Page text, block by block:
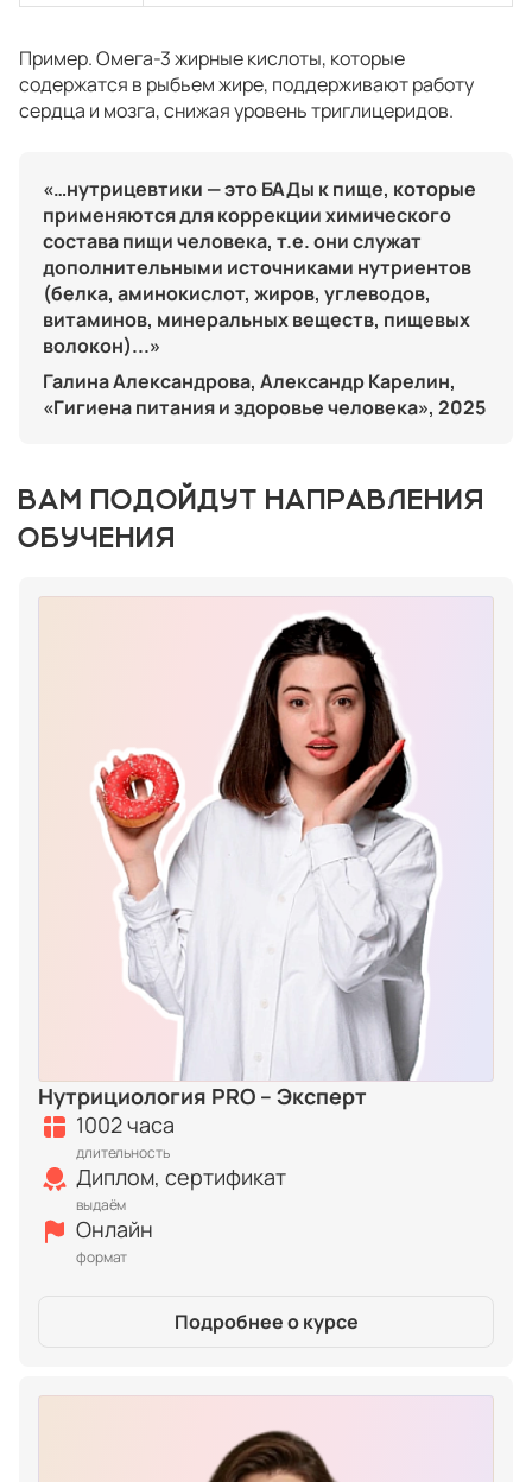
Пример. Омега-3 жирные кислоты, которые
содержатся в рыбьем жире, поддерживают работу
сердца и мозга, снижая уровень триглицеридов.
«…нутрицевтики — это БАДы к пище, которые
применяются для коррекции химического
состава пищи человека, т.е. они служат
дополнительными источниками нутриентов
(белка, аминокислот, жиров, углеводов,
витаминов, минеральных веществ, пищевых
волокон)...»
Галина Александрова, Александр Карелин,
«Гигиена питания и здоровье человека», 2025
ВАМ ПОДОЙДУТ НАПРАВЛЕНИЯ
ОБУЧЕНИЯ
Нутрициология PRO – Эксперт
1002 часа
длительность
Диплом, сертификат
выдаём
Онлайн
формат
Подробнее о курсе